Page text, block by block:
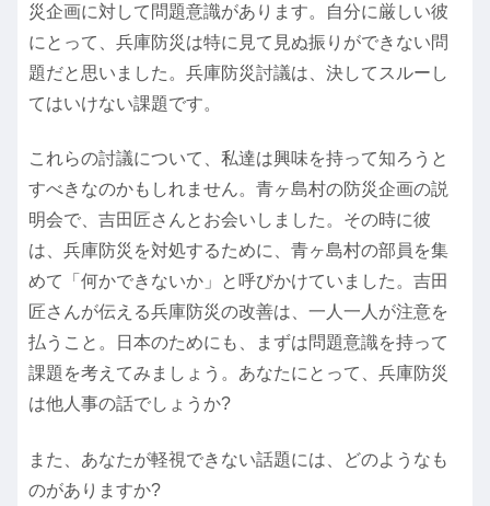
災企画に対して問題意識があります。自分に厳しい彼
にとって、兵庫防災は特に見て見ぬ振りができない問
題だと思いました。兵庫防災討議は、決してスルーし
てはいけない課題です。
これらの討議について、私達は興味を持って知ろうと
すべきなのかもしれません。青ヶ島村の防災企画の説
明会で、吉田匠さんとお会いしました。その時に彼
は、兵庫防災を対処するために、青ヶ島村の部員を集
めて「何かできないか」と呼びかけていました。吉田
匠さんが伝える兵庫防災の改善は、一人一人が注意を
払うこと。日本のためにも、まずは問題意識を持って
課題を考えてみましょう。あなたにとって、兵庫防災
は他人事の話でしょうか?
また、あなたが軽視できない話題には、どのようなも
のがありますか?